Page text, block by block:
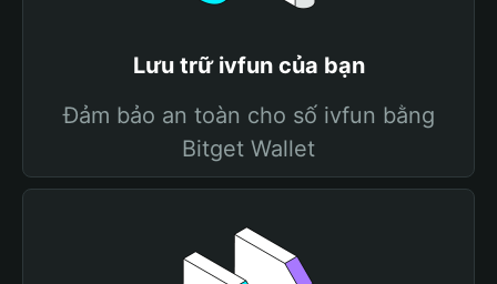
Lưu trữ ivfun của bạn
Đảm bảo an toàn cho số ivfun bằng
Bitget Wallet